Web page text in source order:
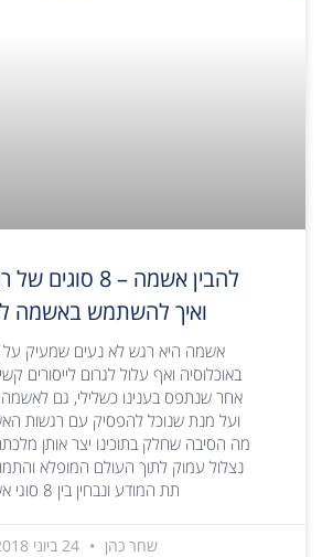
להבין אשמה – 8
ואיך להשתמש באשמה
אשמה היא רגש לא נעים שמעיק על
באוכלוסיה ואף עלול לגרום לייסורים
אחר שנתפס בענינו כשלילי, גם לאשמה
ועל מנת שנוכל להפסיק עם רגשות
מה הסיבה שחלק בתוכינו יצר אותן
נצלול עמוק לתוך העולם המופלא
תת המודע ונבחין בין 8 סוגי אשמה
שחר כהן 24 ביוני 2018